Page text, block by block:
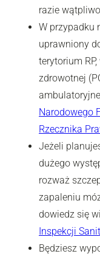
razie
W przypadku
uprawniony
terytorium
zdrowotnej
Narodowego
Rzecznika
Jeżeli
dużego
rozważ
zapaleniu
dowiedz się
Inspekcji
Będziesz